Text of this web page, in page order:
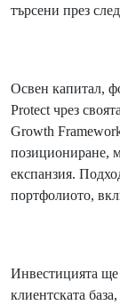
търсени през
Освен капитал,
Protect чрез
Growth
позициониране,
експанзия.
портфолиото,
Инвестицията ще
клиентската